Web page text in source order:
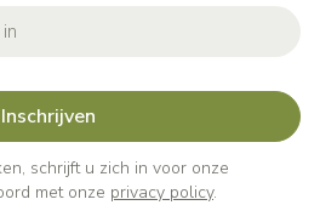
Inschrijven
schrijft u zich in voor onze
met onze privacy policy.